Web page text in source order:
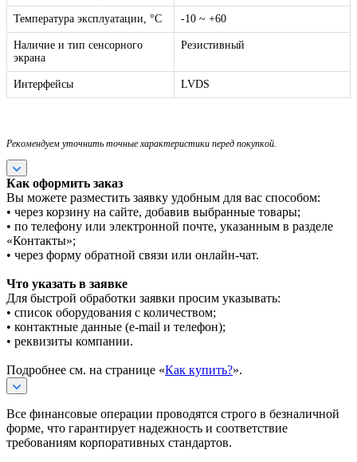
Температура эксплуатации, °C -10 ~ +60
Наличие и тип сенсорного
экрана
Резистивный
Интерфейсы LVDS
Рекомендуем уточнить точные характеристики перед покупкой.
Как оформить заказ
Вы можете разместить заявку удобным для вас способом:
• через корзину на сайте, добавив выбранные товары;
• по телефону или электронной почте, указанным в разделе
«Контакты»;
• через форму обратной связи или онлайн-чат.
Что указать в заявке
Для быстрой обработки заявки просим указывать:
• список оборудования с количеством;
• контактные данные (e-mail и телефон);
• реквизиты компании.
Подробнее см. на странице «Как купить?».
Все финансовые операции проводятся строго в безналичной
форме, что гарантирует надежность и соответствие
требованиям корпоративных стандартов.